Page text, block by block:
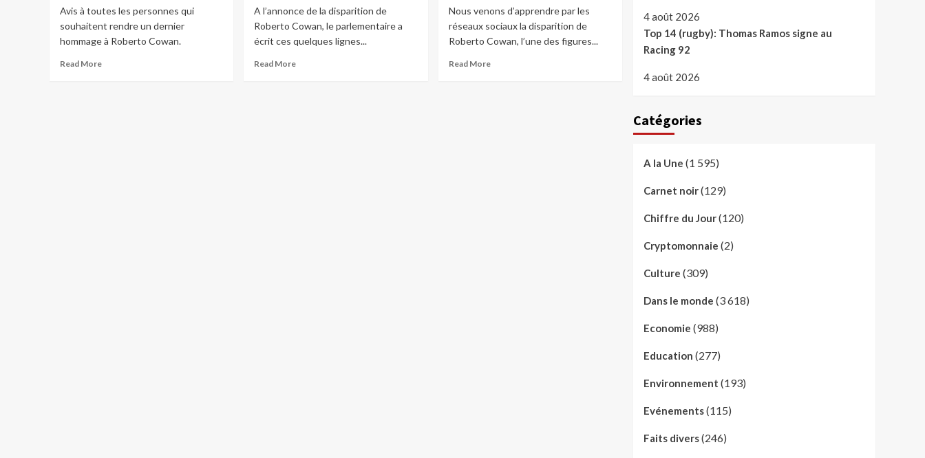
Avis à toutes les personnes qui
souhaitent rendre un dernier
hommage à Roberto Cowan.
Read More
A l’annonce de la disparition de
Roberto Cowan, le parlementaire a
écrit ces quelques lignes...
Read More
Nous venons d’apprendre par les
réseaux sociaux la disparition de
Roberto Cowan, l’une des figures...
Read More
4 août 2026
Top 14 (rugby): Thomas Ramos signe au
Racing 92
4 août 2026
Catégories
A la Une (1 595)
Carnet noir(129)
Chiffre du Jour(120)
Cryptomonnaie (2)
Culture (309)
Dans le monde (3 618)
Economie (988)
Education (277)
Environnement (193)
Evénements(115)
Faits divers(246)